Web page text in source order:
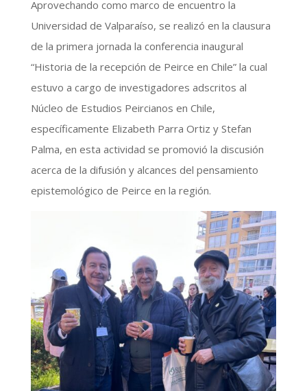
Aprovechando como marco de encuentro la
Universidad de Valparaíso, se realizó en la clausura
de la primera jornada la conferencia inaugural
“Historia de la recepción de Peirce en Chile” la cual
estuvo a cargo de investigadores adscritos al
Núcleo de Estudios Peircianos en Chile,
específicamente Elizabeth Parra Ortiz y Stefan
Palma, en esta actividad se promovió la discusión
acerca de la difusión y alcances del pensamiento
epistemológico de Peirce en la región.